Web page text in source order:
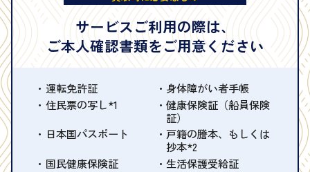
サービスご利用の際は、
ご本人確認書類をご用意ください
運転免許証
身体障がい者手帳
住民票の写し*1
健康保険証（船員保険
証）
日本国パスポート
戸籍の謄本、もしくは
抄本*2
国民健康保険証
生活保護受給証